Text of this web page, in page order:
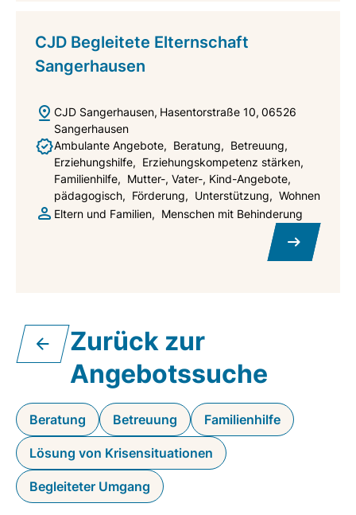
CJD Begleitete Elternschaft
Sangerhausen
CJD Sangerhausen Hasentorstraße 10 06526
Sangerhausen
Ambulante Angebote
Beratung
Betreuung
Erziehungshilfe
Erziehungskompetenz stärken
Familienhilfe
Mutter-, Vater-, Kind-Angebote
pädagogisch
Förderung Unterstützung
Wohnen
Eltern und Familien
Menschen mit Behinderung
Zurück zur
Angebotssuche
Beratung Betreuung Familienhilfe
Lösung von Krisensituationen
Begleiteter Umgang